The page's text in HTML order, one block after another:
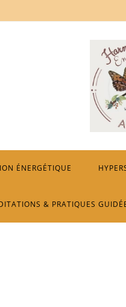
ÉNERGÉTIQUE
& PRATIQUES